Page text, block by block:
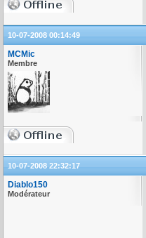
10-07-2008 00:14:49
MCMic
Membre
10-07-2008 22:32:17
Diablo150
Modérateur